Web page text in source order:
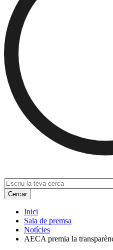
Inici
Sala de premsa
Notícies
AECA premia la